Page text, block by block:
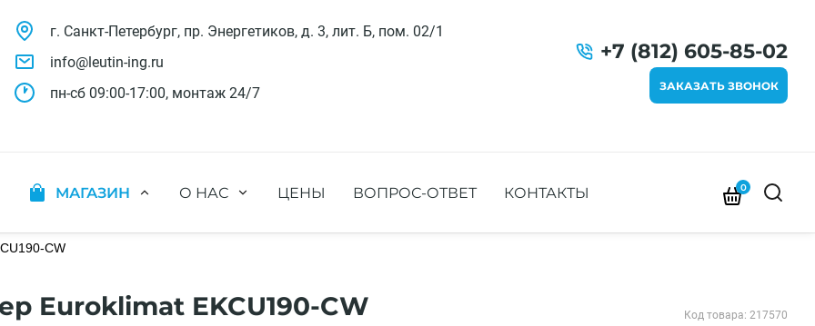
г. Санкт-Петербург, пр. Энергетиков, д. 3, лит. Б, пом. 02/1
info@leutin-ing.ru
пн-сб 09:00-17:00, монтаж 24/7
+7 (812) 605-85-02
ЗАКАЗАТЬ ЗВОНОК
МАГАЗИН
Настенные кондиционеры
Оконные кондиционеры
Кассетные кондиционеры
О НАС
Сотрудники компании
Наши бренды
ЦЕНЫ ВОПРОС-ОТВЕТ КОНТАКТЫ 0
CW
Euroklimat EKCU190-CW Код товара: 217570